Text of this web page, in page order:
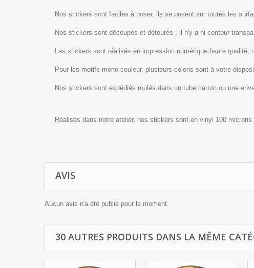
Nos stickers sont faciles à poser, ils se posent sur toutes les
Nos stickers sont découpés et détourés , il n'y a ni contour
Les stickers sont réalisés en impression numérique haute qualité,
Pour les motifs mono couleur, plusieurs coloris sont à votre
Nos stickers sont expédiés roulés dans un tube carton ou une
Réalisés dans notre atelier, nos stickers sont en vinyl 100 microns
AVIS
Aucun avis n'a été publié pour le moment.
30 AUTRES PRODUITS DANS LA MÊME